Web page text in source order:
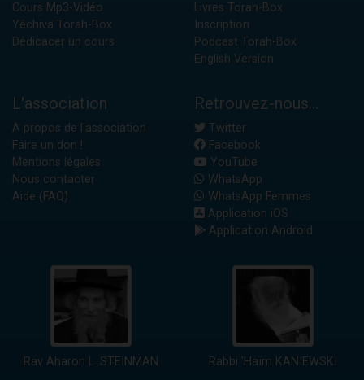
Cours Mp3-Vidéo
Yéchiva Torah-Box
Dédicacer un cours
Livres Torah-Box
Inscription
Podcast Torah-Box
English Version
L'association
A propos de l'association
Faire un don !
Mentions légales
Nous contacter
Aide (FAQ)
Retrouvez-nous...
Twitter
Facebook
YouTube
WhatsApp
WhatsApp Femmes
Application iOS
Application Android
Rav Aharon L. STEINMAN Rabbi 'Haïm KANIEWSKI